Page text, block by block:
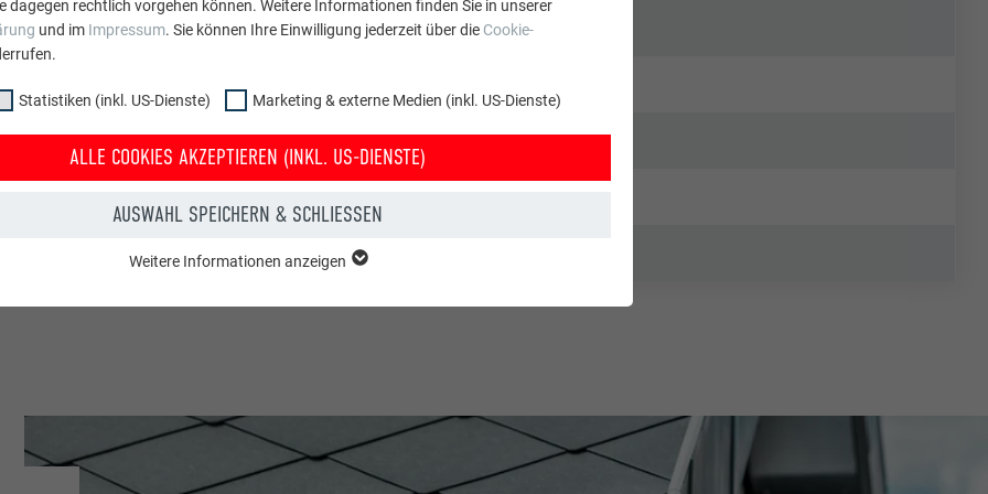
Hoch- u. Tiefbau
dagegen rechtlich vorgehen können. Weitere Informationen finden Sie in unserer
und im Impressum. Sie können Ihre Einwilligung jederzeit über die Cookie-
Statistiken (inkl. US-Dienste) Marketing & externe Medien (inkl. US-Dienste)
ALLE COOKIES AKZEPTIEREN (INKL. US-DIENSTE)
AUSWAHL SPEICHERN & SCHLIESSEN
PHP
Sitzung
US-DIENSTE)
(inkl. US-Dienste)"-Cookies helfen uns zu verstehen, wie die Website genutzt wird.
gesammelt, um die Nutzererfahrung der Website zu verbessern.
Weitere Informationen anzeigen